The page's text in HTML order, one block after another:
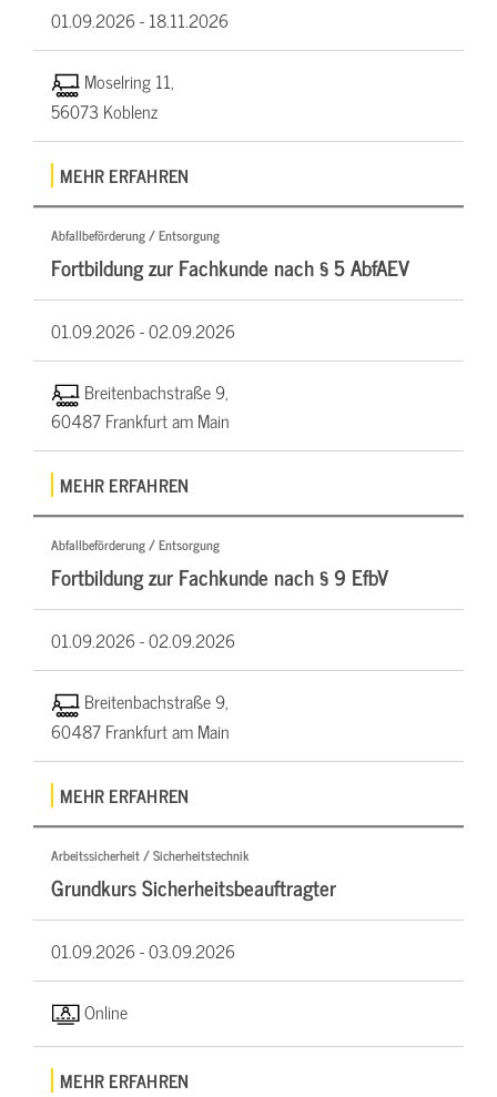
01.09.2026 -18.11.2026
Moselring 11,
56073 Koblenz
MEHR ERFAHREN
Abfallbeförderung / Entsorgung
Fortbildung zur Fachkunde nach § 5 AbfAEV
01.09.2026 -02.09.2026
Breitenbachstraße 9,
60487 Frankfurt am Main
MEHR ERFAHREN
Abfallbeförderung / Entsorgung
Fortbildung zur Fachkunde nach § 9 EfbV
01.09.2026 -02.09.2026
Breitenbachstraße 9,
60487 Frankfurt am Main
MEHR ERFAHREN
Arbeitssicherheit / Sicherheitstechnik
Grundkurs Sicherheitsbeauftragter
01.09.2026 -03.09.2026
Online
MEHR ERFAHREN